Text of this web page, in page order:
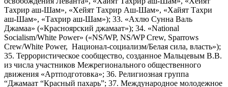
Тахрир аш-Шам», «Хейят Тахрир Аш-Шам», «Хайят Тахри
аш-Шам», «Тахрир аш-Шам»); 33. «Ахлю Сунна Валь
Джамаа» («Красноярский джамаат»); 34. «National
Socialism/White Power» («NS/WP, NS/WP Crew, Sparrows
Crew/White Power, Национал-социализм/Белая сила, власть»);
35. Террористическое сообщество, созданное Мальцевым В.В.
из числа участников Межрегионального общественного
движения «Артподготовка»; 36. Религиозная группа
“Джамаат “Красный пахарь”; 37. Международное молодежное